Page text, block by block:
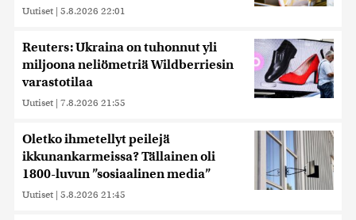
Uutiset | 5.8.2026 22:01
Reuters: Ukraina on tuhonnut yli
miljoona neliömetriä Wildberriesin
varastotilaa
Uutiset | 7.8.2026 21:55
Oletko ihmetellyt peilejä
ikkunankarmeissa? Tällainen oli
1800-luvun ”sosiaalinen media”
Uutiset | 5.8.2026 21:45